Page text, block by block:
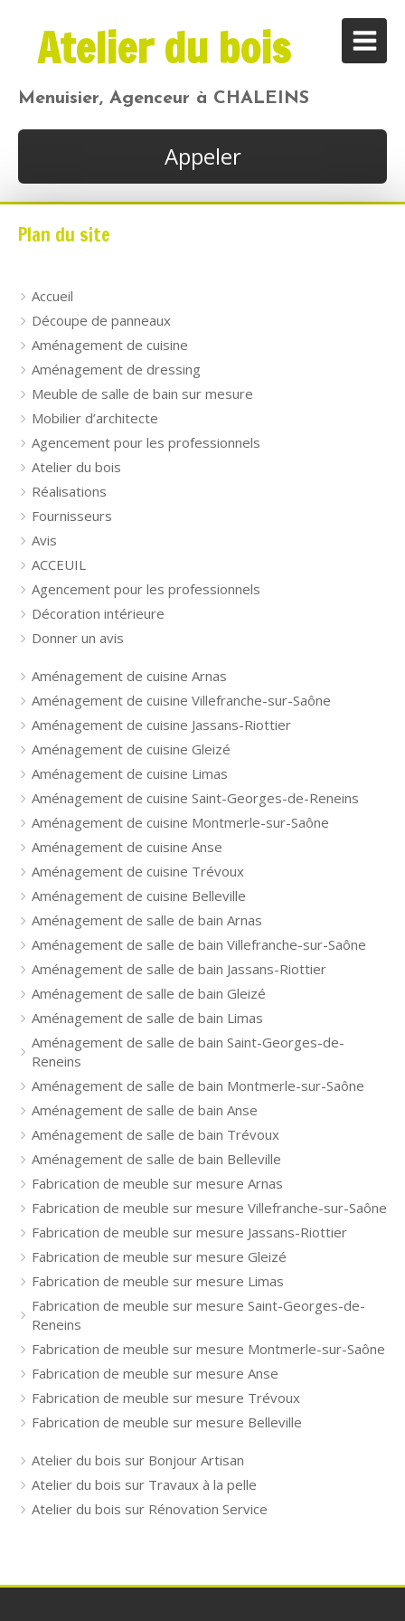
Atelier du bois
Menuisier, Agenceur à CHALEINS
Appeler
Plan du site
Accueil
Découpe de panneaux
Aménagement de cuisine
Aménagement de dressing
Meuble de salle de bain sur mesure
Mobilier d’architecte
Agencement pour les professionnels
Atelier du bois
Réalisations
Fournisseurs
Avis
ACCEUIL
Agencement pour les professionnels
Décoration intérieure
Donner un avis
Aménagement de cuisine Arnas
Aménagement de cuisine Villefranche-sur-Saône
Aménagement de cuisine Jassans-Riottier
Aménagement de cuisine Gleizé
Aménagement de cuisine Limas
Aménagement de cuisine Saint-Georges-de-Reneins
Aménagement de cuisine Montmerle-sur-Saône
Aménagement de cuisine Anse
Aménagement de cuisine Trévoux
Aménagement de cuisine Belleville
Aménagement de salle de bain Arnas
Aménagement de salle de bain Villefranche-sur-Saône
Aménagement de salle de bain Jassans-Riottier
Aménagement de salle de bain Gleizé
Aménagement de salle de bain Limas
Aménagement de salle de bain Saint-Georges-de-
Reneins
Aménagement de salle de bain Montmerle-sur-Saône
Aménagement de salle de bain Anse
Aménagement de salle de bain Trévoux
Aménagement de salle de bain Belleville
Fabrication de meuble sur mesure Arnas
Fabrication de meuble sur mesure Villefranche-sur-Saône
Fabrication de meuble sur mesure Jassans-Riottier
Fabrication de meuble sur mesure Gleizé
Fabrication de meuble sur mesure Limas
Fabrication de meuble sur mesure Saint-Georges-de-
Reneins
Fabrication de meuble sur mesure Montmerle-sur-Saône
Fabrication de meuble sur mesure Anse
Fabrication de meuble sur mesure Trévoux
Fabrication de meuble sur mesure Belleville
Atelier du bois sur Bonjour Artisan
Atelier du bois sur Travaux à la pelle
Atelier du bois sur Rénovation Service